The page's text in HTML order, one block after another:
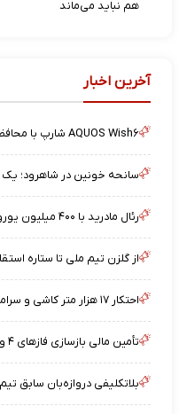
هم نباید می‌ماند
آخرین اخبار
AQUOS Wish۶ شارپ با محافظت در برابر کلاهبرداری معرفی شد
سانحه خونین در شاهرود؛ یک کشته و ۴ زخمی در
رئال مادرید با ۴۰۰ میلیون یورو خرید، هنوز ترکیب ناقص دارد
از گلزن تیم ملی تا ستاره
احتکار ۱۷ هزار متر کاشی و سرامیک؛ سه پرونده پلیسی در گیلان
تأمین مالی بازسازی فازهای ۴ و ۵ پارس جنوبی توسط بانک تجارت
بلاتکلیفی دروازه‌بان سابق